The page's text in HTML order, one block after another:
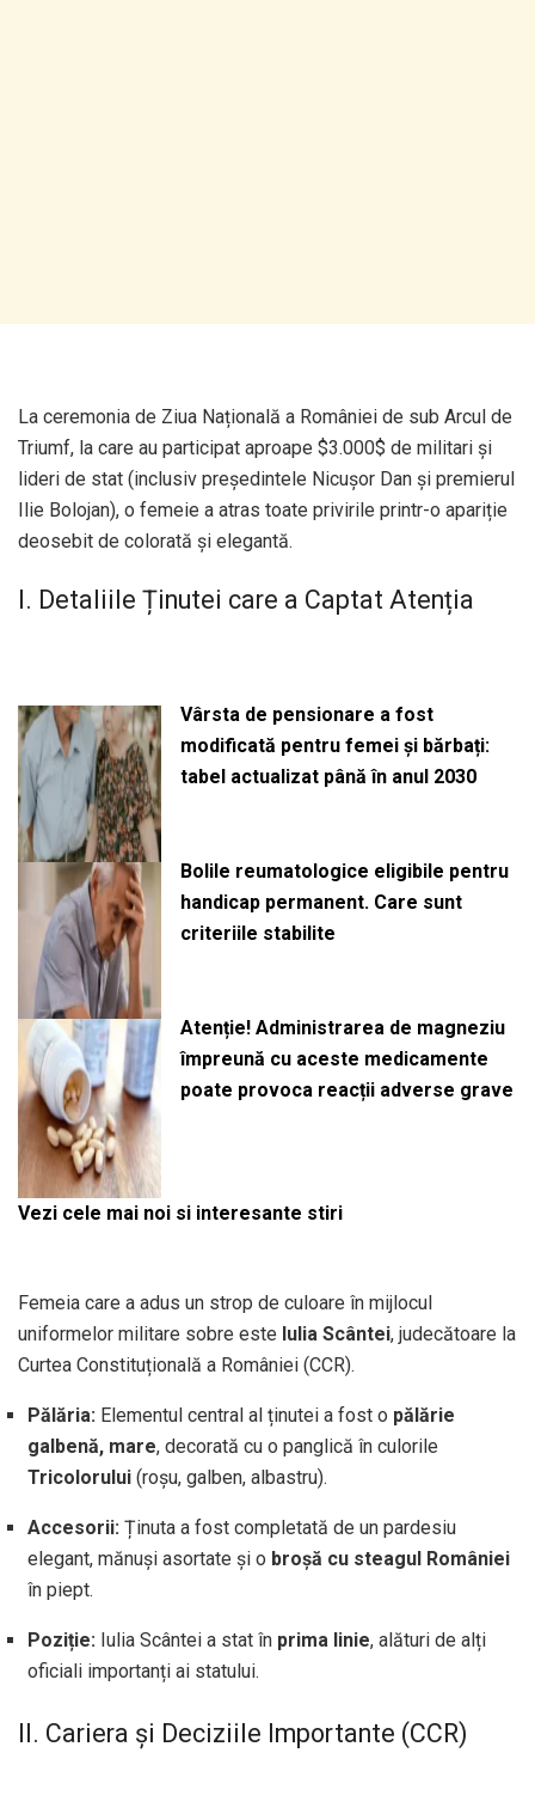
La ceremonia de Ziua Națională a României de sub Arcul de
Triumf, la care au participat aproape $3.000$ de militari și
lideri de stat (inclusiv președintele Nicușor Dan și premierul
Ilie Bolojan), o femeie a atras toate privirile printr-o apariție
deosebit de colorată și elegantă.
I. Detaliile Ținutei care a Captat Atenția
Vârsta de pensionare a fost
modificată pentru femei și bărbați:
tabel actualizat până în anul 2030
Bolile reumatologice eligibile pentru
handicap permanent. Care sunt
criteriile stabilite
Atenție! Administrarea de magneziu
împreună cu aceste medicamente
poate provoca reacții adverse grave
Vezi cele mai noi si interesante stiri
Femeia care a adus un strop de culoare în mijlocul
uniformelor militare sobre este Iulia Scântei, judecătoare la
Curtea Constituțională a României (CCR).
Pălăria: Elementul central al ținutei a fost o pălărie
galbenă, mare, decorată cu o panglică în culorile
Tricolorului (roșu, galben, albastru).
Accesorii: Ținuta a fost completată de un pardesiu
elegant, mănuși asortate și o broșă cu steagul României
în piept.
Poziție: Iulia Scântei a stat în prima linie, alături de alți
oficiali importanți ai statului.
II. Cariera și Deciziile Importante (CCR)